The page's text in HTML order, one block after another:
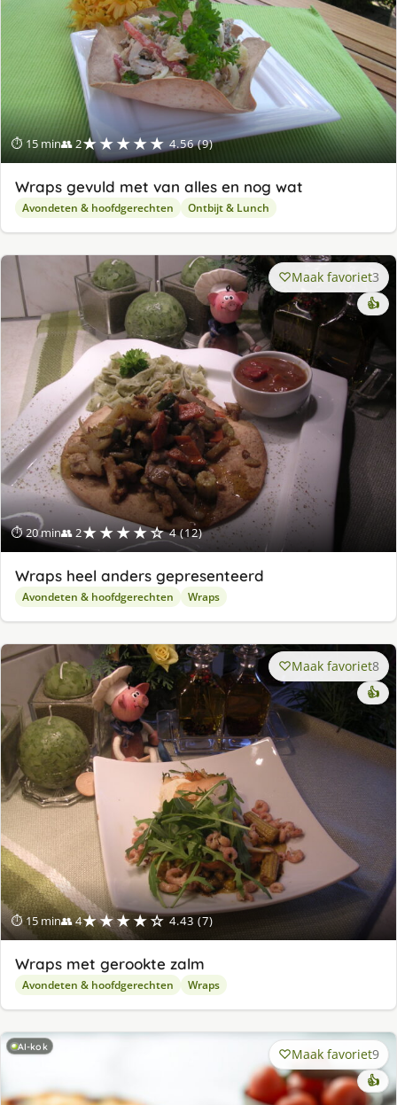
⏱ 15 min👥 2★★★★★ 4.56 (9)
Wraps gevuld met van alles en nog wat
Avondeten & hoofdgerechten Ontbijt & Lunch
⏱ 20 min👥 2★★★★☆ 4 (12)
Maak favoriet3
👍
Wraps heel anders gepresenteerd
Avondeten & hoofdgerechten Wraps
⏱ 15 min👥 4★★★★☆ 4.43 (7)
Maak favoriet8
👍
Wraps met gerookte zalm
Avondeten & hoofdgerechten Wraps
AI-kok Maak favoriet9
👍